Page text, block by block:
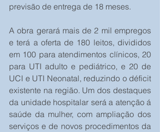
previsão de entrega de 18 meses.
A obra gerará mais de 2 mil empregos
e terá a oferta de 180 leitos, divididos
em 100 para atendimentos clínicos, 20
para UTI adulto e pediátrico, e 20 de
UCI e UTI Neonatal, reduzindo o déficit
existente na região. Um dos destaques
da unidade hospitalar será a atenção á
saúde da mulher, com ampliação dos
serviços e de novos procedimentos da